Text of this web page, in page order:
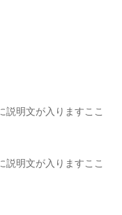
説明文が入りますここ
説明文が入りますここ